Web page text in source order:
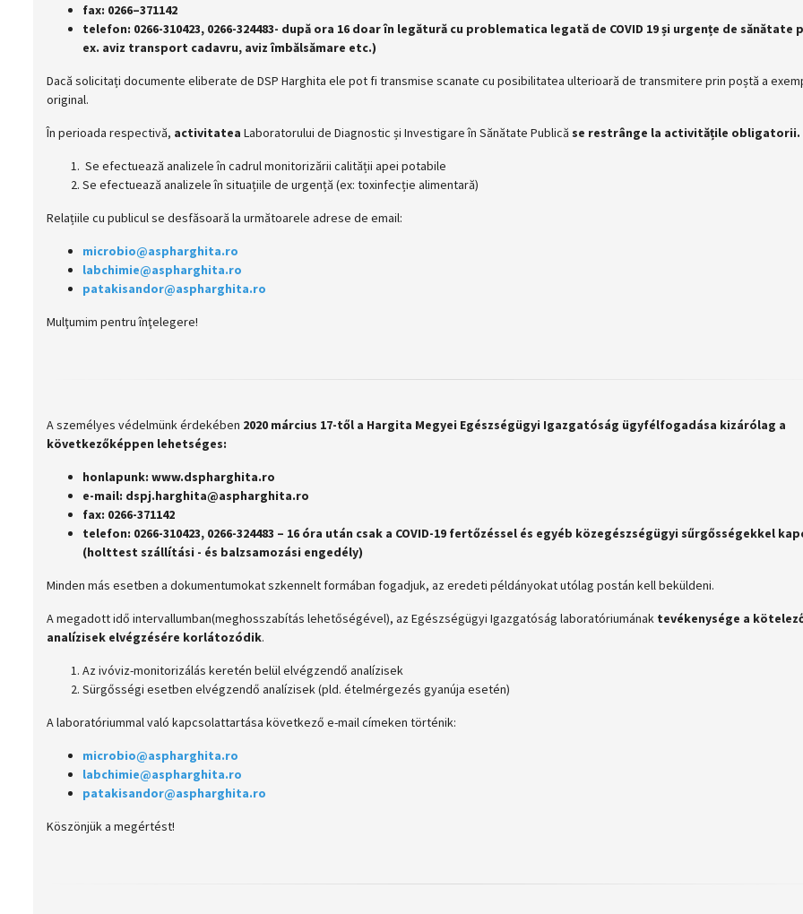
másodpercen
fax: 0266–371142
telefon: 0266-310423, 0266-324483- după ora 16 doar în legătură cu problematica legată de COVID 19 și urgențe de sănătate
ex. aviz transport cadavru, aviz îmbălsămare etc.)
Dacă solicitați documente eliberate de DSP Harghita ele pot fi transmise scanate cu posibilitatea ulterioară de transmitere prin poștă a
original.
În perioada respectivă, activitatea Laboratorului de Diagnostic și Investigare în Sănătate Publică se restrânge la activitățile obligatorii.
Se efectuează analizele în cadrul monitorizării calității apei potabile
Se efectuează analizele în situațiile de urgență (ex: toxinfecție alimentară)
Relațiile cu publicul se desfăsoară la următoarele adrese de email:
microbio@aspharghita.ro
labchimie@aspharghita.ro
patakisandor@aspharghita.ro
Mulţumim pentru înţelegere!
A személyes védelmünk érdekében 2020 március 17-től a Hargita Megyei Egészségügyi Igazgatóság ügyfélfogadása kizárólag a
következőképpen lehetséges:
honlapunk: www.dspharghita.ro
e-mail: dspj.harghita@aspharghita.ro
fax: 0266-371142
telefon: 0266-310423, 0266-324483 – 16 óra után csak a COVID-19 fertőzéssel és egyéb közegészségügyi sűrgősségekkel
(holttest szállítási - és balzsamozási engedély)
Minden más esetben a dokumentumokat szkennelt formában fogadjuk, az eredeti példányokat utólag postán kell beküldeni.
A megadott idő intervallumban(meghosszabítás lehetőségével), az Egészségügyi Igazgatóság laboratóriumának tevékenysége a
analízisek elvégzésére korlátozódik.
Az ivóviz-monitorizálás keretén belül elvégzendő analízisek
Sürgősségi esetben elvégzendő analízisek (pld. ételmérgezés gyanúja esetén)
A laboratóriummal való kapcsolattartása következő e-mail címeken történik:
microbio@aspharghita.ro
labchimie@aspharghita.ro
patakisandor@aspharghita.ro
Köszönjük a megértést!